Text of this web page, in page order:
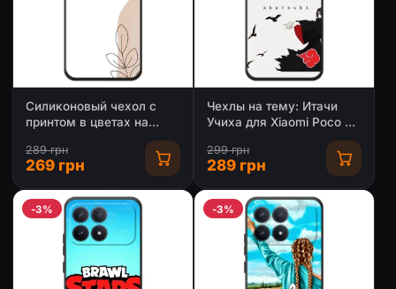
Силиконовый чехол с
принтом в цветах на
289 грн
269 грн
Чехлы на тему: Итачи
Учиха для Xiaomi Poco F8
299 грн
289 грн
-3% -3%